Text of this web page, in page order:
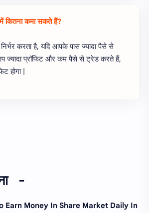
कितना कमा सकते हैं?
करता है, यदि आपके पास ज्यादा पैसे से
ज्यादा प्रॉफिट और कम पैसे से ट्रेड करते हैं,
होगा |
-
Earn Money In Share Market Daily In